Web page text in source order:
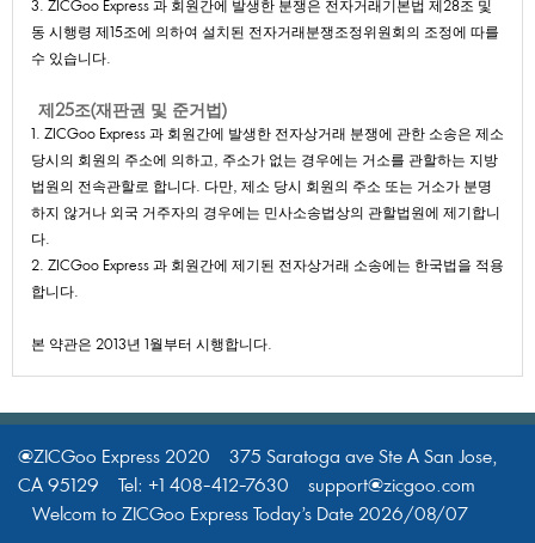
3.ZICGooExpress과회원간에발생한분쟁은전자거래기본법제28조및
동시행령제15조에의하여설치된전자거래분쟁조정위원회의조정에따를
수있습니다.
제25조(재판권및준거법)
1.ZICGooExpress과회원간에발생한전자상거래분쟁에관한소송은제소
당시의회원의주소에의하고,주소가없는경우에는거소를관할하는지방
법원의전속관할로합니다.다만,제소당시회원의주소또는거소가분명
하지않거나외국거주자의경우에는민사소송법상의관할법원에제기합니
다.
2.ZICGooExpress과회원간에제기된전자상거래소송에는한국법을적용
합니다.
본약관은2013년1월부터시행합니다.
@ZICGooExpress2020375SaratogaaveSteASanJose,
CA95129Tel:+1408-412-7630support@zicgoo.com
WelcomtoZICGooExpressToday’sDate2026/08/07